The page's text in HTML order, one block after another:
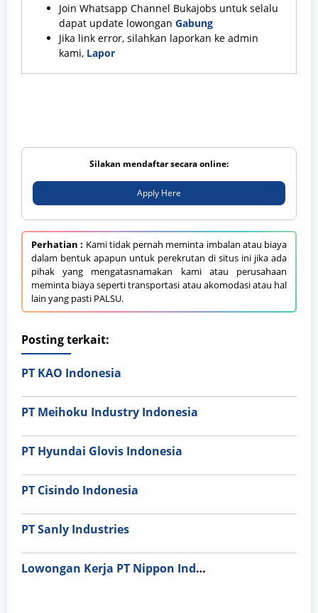
Join Whatsapp Channel Bukajobs untuk selalu
dapat update lowongan Gabung
Jika link error, silahkan laporkan ke admin
kami, Lapor
Silakan mendaftar secara online:
Apply Here
Perhatian : Kami tidak pernah meminta imbalan atau biaya
dalam bentuk apapun untuk perekrutan di situs ini jika ada
pihak yang mengatasnamakan kami atau perusahaan
meminta biaya seperti transportasi atau akomodasi atau hal
lain yang pasti PALSU.
Posting terkait:
PT KAO Indonesia
PT Meihoku Industry Indonesia
PT Hyundai Glovis Indonesia
PT Cisindo Indonesia
PT Sanly Industries
Lowongan Kerja PT Nippon Indosari Corpindo Tbk. Bulan Agustus 2026